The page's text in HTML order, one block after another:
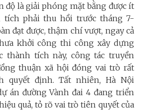
độ là giải phóng mặt bằng được ít
tích phải thu hồi trước tháng 7-
đạt được, thậm chí vượt, ngay cả
khởi công thi công xây dựng
thành tích này, công tác truyền
thuận xã hội đóng vai trò rất
quyết định. Tất nhiên, Hà Nội
án đường Vành đai 4 đang triển
quả, tỏ rõ vai trò tiên quyết của